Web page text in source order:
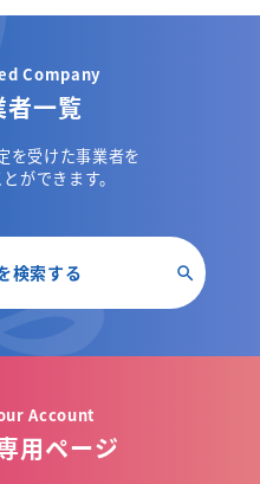
Company
者一覧
を受けた事業者を
ができます。
検索する
Account
用ページ